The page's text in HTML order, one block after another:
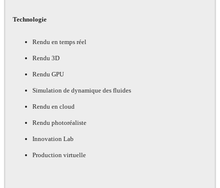
Technologie
Rendu en temps réel
Rendu 3D
Rendu GPU
Simulation de dynamique des fluides
Rendu en cloud
Rendu photoréaliste
Innovation Lab
Production virtuelle